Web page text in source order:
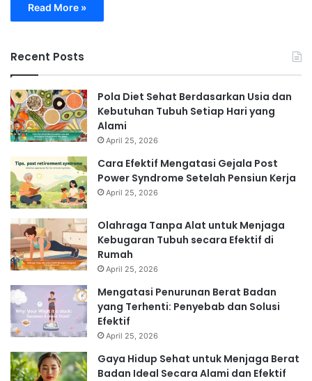
Read More »
Recent Posts
Pola Diet Sehat Berdasarkan Usia dan
Kebutuhan Tubuh Setiap Hari yang
Alami
April 25, 2026
Cara Efektif Mengatasi Gejala Post
Power Syndrome Setelah Pensiun Kerja
April 25, 2026
Olahraga Tanpa Alat untuk Menjaga
Kebugaran Tubuh secara Efektif di
Rumah
April 25, 2026
Mengatasi Penurunan Berat Badan
yang Terhenti: Penyebab dan Solusi
Efektif
April 25, 2026
Gaya Hidup Sehat untuk Menjaga Berat
Badan Ideal Secara Alami dan Efektif